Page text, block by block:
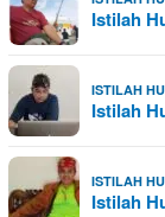
Istilah
ISTILAH
Istilah
ISTILAH
Istilah